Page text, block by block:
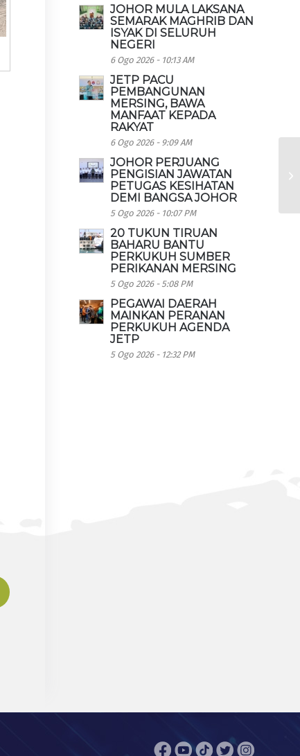
JOHOR MULA LAKSANA
SEMARAK MAGHRIB DAN
ISYAK DI SELURUH
NEGERI
6 Ogo 2026 - 10:13 AM
JETP PACU
PEMBANGUNAN
MERSING, BAWA
MANFAAT KEPADA
RAKYAT
6 Ogo 2026 - 9:09 AM
JOHOR PERJUANG
PENGISIAN JAWATAN
PETUGAS KESIHATAN
DEMI BANGSA JOHOR
5 Ogo 2026 - 10:07 PM
20 TUKUN TIRUAN
BAHARU BANTU
PERKUKUH SUMBER
PERIKANAN MERSING
5 Ogo 2026 - 5:08 PM
PEGAWAI DAERAH
MAINKAN PERANAN
PERKUKUH AGENDA
JETP
5 Ogo 2026 - 12:32 PM